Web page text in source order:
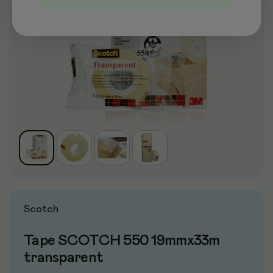
Scotch
Tape SCOTCH 550 19mmx33m
transparent